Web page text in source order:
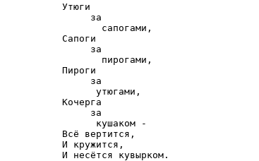
Утюги
     за
       сапогами,
Сапоги
     за
       пирогами,
Пироги
     за
      утюгами,
Кочерга
     за
      кушаком -
Всё вертится,
И кружится,
И несётся кувырком.